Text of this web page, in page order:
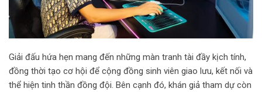
Giải đấu hứa hẹn mang đến những màn tranh tài đầy kịch tính,
đồng thời tạo cơ hội để cộng đồng sinh viên giao lưu, kết nối và
thể hiện tinh thần đồng đội. Bên cạnh đó, khán giả tham dự còn